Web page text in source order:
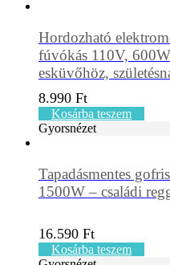
Hordozható
fúvókás 110V,
esküvőhöz,
8.990 Ft
Kosárba teszem
Gyorsnézet
Tapadásmentes
1500W – családi
16.590 Ft
Kosárba teszem